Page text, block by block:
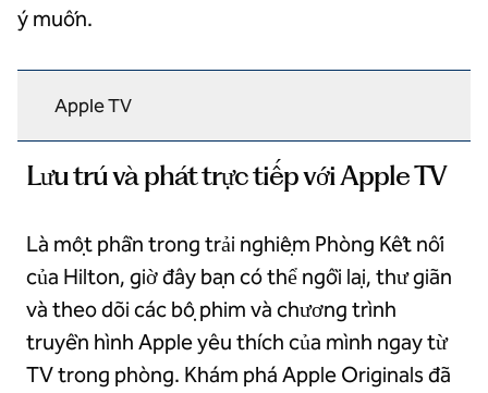
ý muốn.
Apple TV
Lưu trú và phát trực tiếp với Apple TV
Là một phần trong trải nghiệm Phòng Kết nối
của Hilton, giờ đây bạn có thể ngồi lại, thư giãn
và theo dõi các bộ phim và chương trình
truyền hình Apple yêu thích của mình ngay từ
TV trong phòng. Khám phá Apple Originals đã